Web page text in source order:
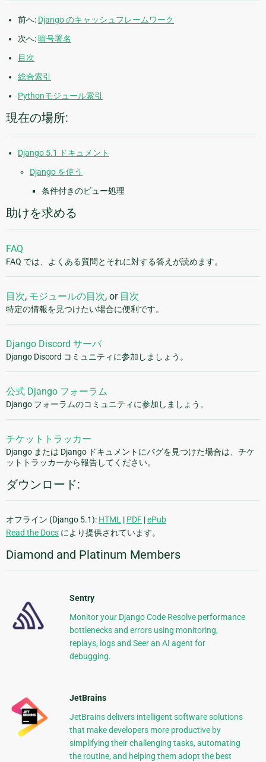
前へ: Django のキャッシュフレームワーク
次へ:暗号署名
目次
総合索引
Pythonモジュール索引
現在の場所:
Django 5.1 ドキュメント
Django を使う
条件付きのビュー処理
助けを求める
FAQ
FAQ では、よくある質問とそれに対する答えが読めます。
目次, モジュールの目次, or 目次
特定の情報を見つけたい場合に便利です。
Django Discord サーバ
Django Discord コミュニティに参加しましょう。
公式 Django フォーラム
Django フォーラムのコミュニティに参加しましょう。
チケットトラッカー
Django または Django ドキュメントにバグを見つけた場合は、チケ
ットトラッカーから報告してください。
ダウンロード:
オフライン (Django 5.1): HTML | PDF |ePub
Read the Docs により提供されています。
Diamond and Platinum Members
Sentry
Monitor your Django Code Resolve performance
bottlenecks and errors using monitoring,
replays, logs and Seer an AI agent for
debugging.
JetBrains
JetBrains delivers intelligent software solutions
that make developers more productive by
simplifying their challenging tasks, automating
the routine, and helping them adopt the best